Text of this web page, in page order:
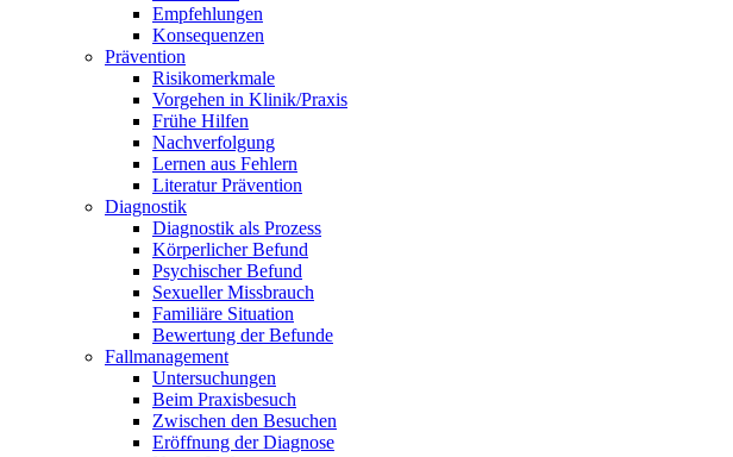
Empfehlungen
Konsequenzen
Prävention
Risikomerkmale
Vorgehen in Klinik/Praxis
Frühe Hilfen
Nachverfolgung
Lernen aus Fehlern
Literatur Prävention
Diagnostik
Diagnostik als Prozess
Körperlicher Befund
Psychischer Befund
Sexueller Missbrauch
Familiäre Situation
Bewertung der Befunde
Fallmanagement
Untersuchungen
Beim Praxisbesuch
Zwischen den Besuchen
Eröffnung der Diagnose